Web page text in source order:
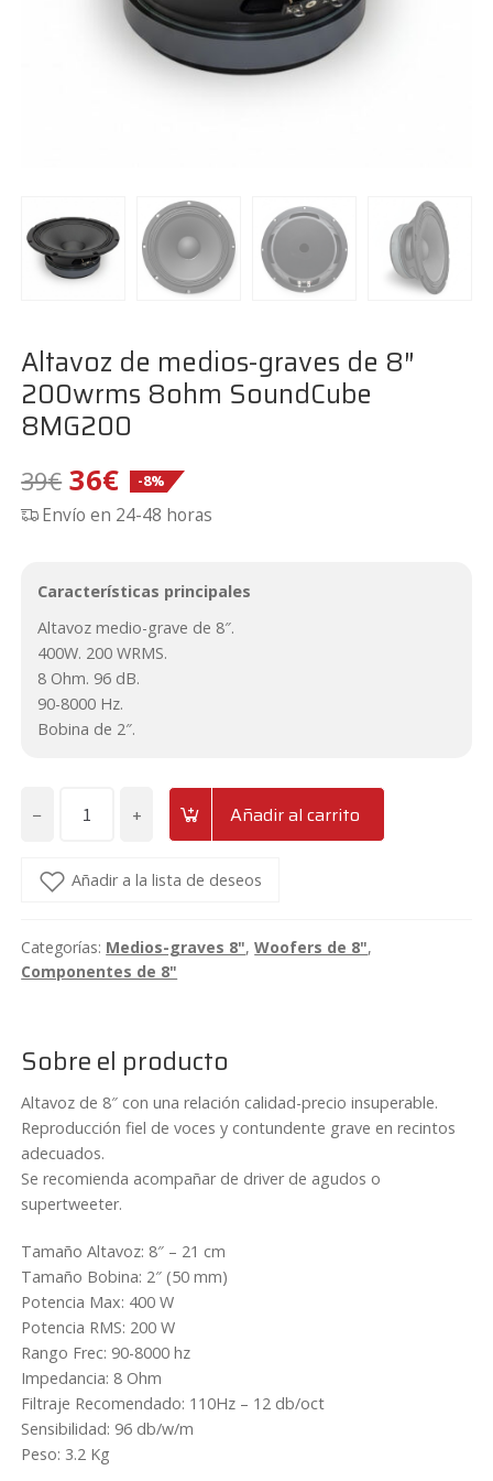
Altavoz de medios-graves de 8″
200wrms 8ohm SoundCube
8MG200
39€ El
precio
39€.
36€El
precio
es:
36€.
-8%
Envío en 24-48 horas
Características principales
Altavoz medio-grave de 8″.
400W. 200 WRMS.
8 Ohm. 96 dB.
90-8000 Hz.
Bobina de 2″.
−
medios-
de
8"
SoundCube
8MG200
cantidad
+ Añadir al carrito
Añadir a la lista de deseos
Categorías: Medios-graves 8",Woofers de 8",
Componentes de 8"
Sobre el producto
Altavoz de 8″ con una relación calidad-precio insuperable.
Reproducción fiel de voces y contundente grave en recintos
adecuados.
Se recomienda acompañar de driver de agudos o
supertweeter.
Tamaño Altavoz: 8″ – 21 cm
Tamaño Bobina: 2″ (50 mm)
Potencia Max: 400 W
Potencia RMS: 200 W
Rango Frec: 90-8000 hz
Impedancia: 8 Ohm
Filtraje Recomendado: 110Hz – 12 db/oct
Sensibilidad: 96 db/w/m
Peso: 3.2 Kg